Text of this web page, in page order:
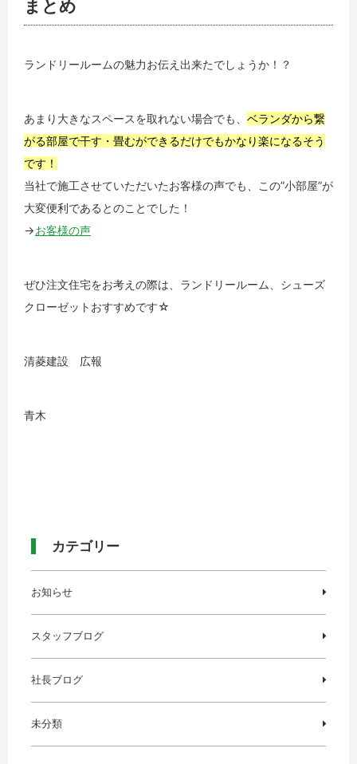
まとめ
ランドリールームの魅力お伝え出来たでしょうか！？
あまり大きなスペースを取れない場合でも、 ベランダから繋
がる部屋で干す・畳むができるだけでもかなり楽になるそう
です！
当社で施工させていただいたお客様の声でも、この”小部屋”が
大変便利であるとのことでした！
→お客様の声
ぜひ注文住宅をお考えの際は、ランドリールーム、シューズ
クローゼットおすすめです☆
清菱建設 広報
青木
カテゴリー
お知らせ
スタッフブログ
社長ブログ
未分類